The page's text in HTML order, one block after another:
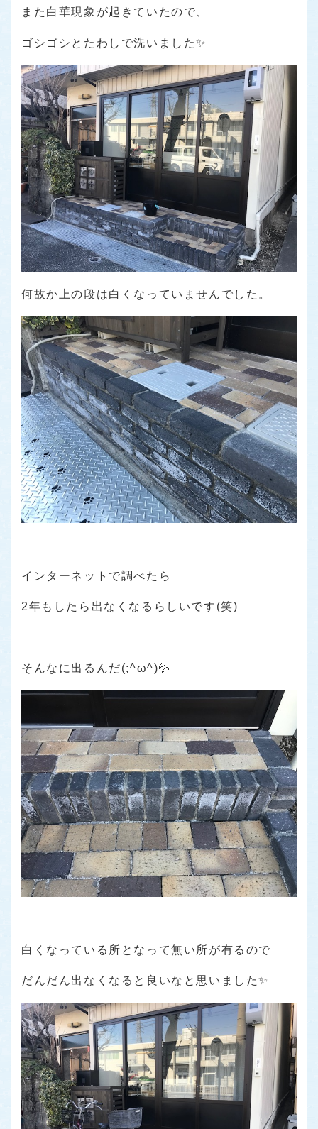
また白華現象が起きていたので、
ゴシゴシとたわしで洗いました✨
何故か上の段は白くなっていませんでした。
インターネットで調べたら
2年もしたら出なくなるらしいです(笑)
そんなに出るんだ(;^ω^)💦
白くなっている所となって無い所が有るので
だんだん出なくなると良いなと思いました✨